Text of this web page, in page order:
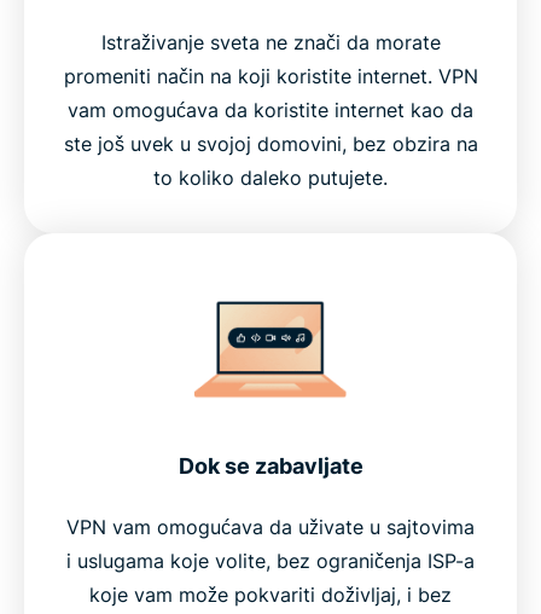
Istraživanje sveta ne znači da morate
promeniti način na koji koristite internet. VPN
vam omogućava da koristite internet kao da
ste još uvek u svojoj domovini, bez obzira na
to koliko daleko putujete.
Dok se zabavljate
VPN vam omogućava da uživate u sajtovima
i uslugama koje volite, bez ograničenja ISP-a
koje vam može pokvariti doživljaj, i bez